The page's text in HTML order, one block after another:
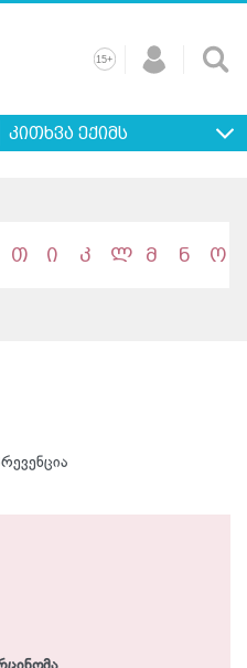
ხშირად
კითხვები
15+
კითხვა ექიმს
თ ი კ ლ მ ნ ო